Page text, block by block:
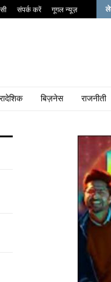
संपर्क करें गूगल न्यूज़
बिज़नेस राजनीती